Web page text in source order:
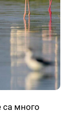
са много